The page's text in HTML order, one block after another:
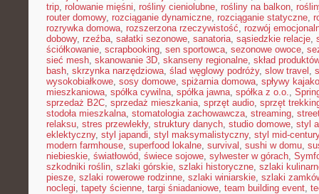
trip, rolowanie mięśni, rośliny cieniolubne, rośliny na balkon,
router domowy, rozciąganie dynamiczne, rozciąganie statyczne,
rozrywka domowa, rozszerzona rzeczywistość, rozwój
dobowy, rzeźba, sałatki sezonowe, sanatoria, sąsiedzkie relacje,
ściółkowanie, scrapbooking, sen sportowca, sezonowe owoce,
sieć mesh, skanowanie 3D, skanseny regionalne, skład produktów
bash, skrzynka narzędziowa, ślad węglowy podróży, slow travel ,
wysokobiałkowe, sosy domowe, spiżarnia domowa, spływy
mieszkaniowa, spółka cywilna, spółka jawna, spółka z o.o.,
sprzedaż B2C, sprzedaż mieszkania, sprzęt audio, sprzęt
stodoła mieszkalna, stomatologia zachowawcza, streaming,
relaksu, stres przewlekły, struktury danych, studio domowe, styl
eklektyczny, styl japandi, styl maksymalistyczny, styl mid-century
modern farmhouse, superfood lokalne, survival , sushi w domu,
niebieskie, światłowód, świece sojowe, sylwester w górach,
szkodniki roślin, szlaki górskie, szlaki historyczne, szlaki
piesze, szlaki rowerowe rodzinne, szlaki winiarskie, szlaki
noclegi, tapety ścienne, targi śniadaniowe, team building event,